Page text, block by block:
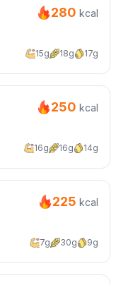
280kcal
15g 18g 17g
250kcal
16g 16g 14g
225kcal
7g 30g 9g